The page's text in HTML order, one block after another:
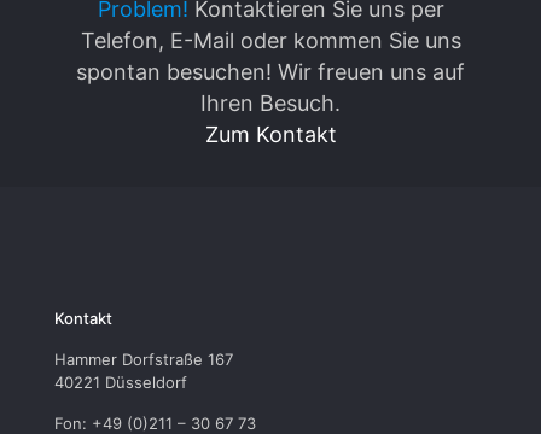
Problem! Kontaktieren Sie uns per
Telefon, E-Mail oder kommen Sie uns
spontan besuchen! Wir freuen uns auf
Ihren Besuch.
Zum Kontakt
Kontakt
Hammer Dorfstraße 167
40221 Düsseldorf
Fon: +49 (0)211 – 30 67 73